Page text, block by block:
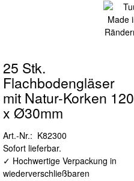
25 Stk.
Flachbodengläser
mit Natur-Korken 120
x Ø30mm
Art.-Nr.: K82300
Sofort lieferbar.
✓ Hochwertige Verpackung in
wiederverschließbaren